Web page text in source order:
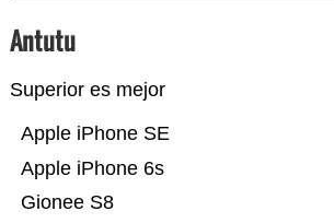
Antutu
Superior es mejor
Gionee S8
Apple iPhone 6s
Apple iPhone SE